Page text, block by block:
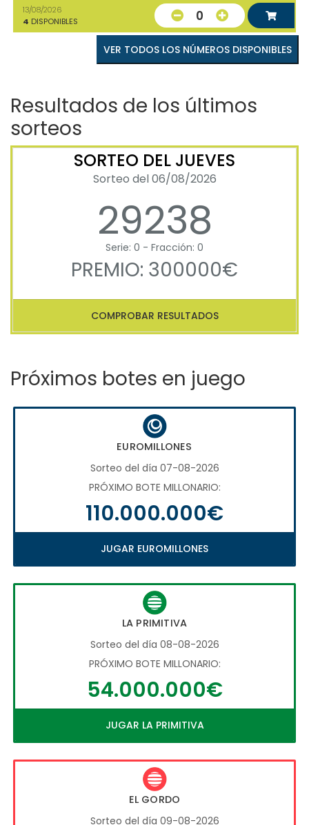
13/08/2026
4 DISPONIBLES 0
VER TODOS LOS NÚMEROS DISPONIBLES
Resultados de los últimos
sorteos
SORTEO DEL JUEVES
Sorteo del 06/08/2026
29238
Serie: 0 - Fracción: 0
PREMIO: 300000€
COMPROBAR RESULTADOS
Próximos botes en juego
EUROMILLONES
Sorteo del día 07-08-2026
PRÓXIMO BOTE MILLONARIO:
110.000.000€
JUGAR EUROMILLONES
LA PRIMITIVA
Sorteo del día 08-08-2026
PRÓXIMO BOTE MILLONARIO:
54.000.000€
JUGAR LA PRIMITIVA
EL GORDO
Sorteo del día 09-08-2026